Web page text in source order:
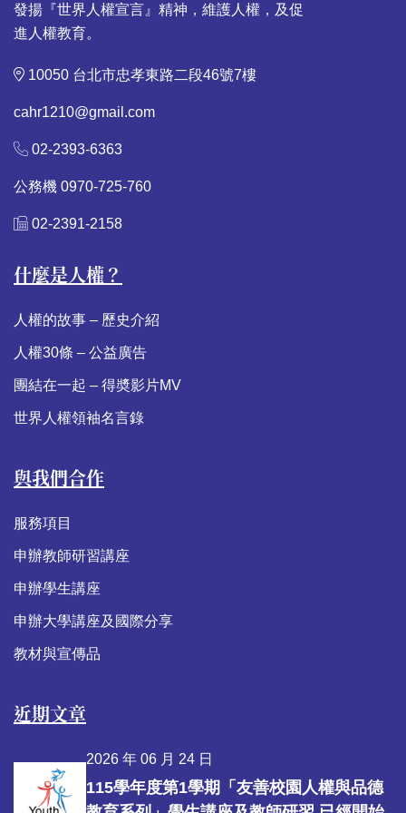
發揚『世界人權宣言』精神，維護人權，及促
進人權教育。
10050 台北市忠孝東路二段46號7樓
cahr1210@gmail.com
02-2393-6363
公務機 0970-725-760
02-2391-2158
什麼是人權？
人權的故事 – 歷史介紹
人權30條 – 公益廣告
團結在一起 – 得奬影片MV
世界人權領袖名言錄
與我們合作
服務項目
申辦教師研習講座
申辦學生講座
申辦大學講座及國際分享
教材與宣傳品
近期文章
2026 年 06 月 24 日
115學年度第1學期「友善校園人權與品德